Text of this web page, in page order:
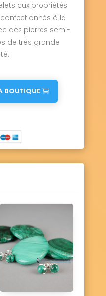
aux propriétés
à la
des pierres semi-
de très grande
BOUTIQUE